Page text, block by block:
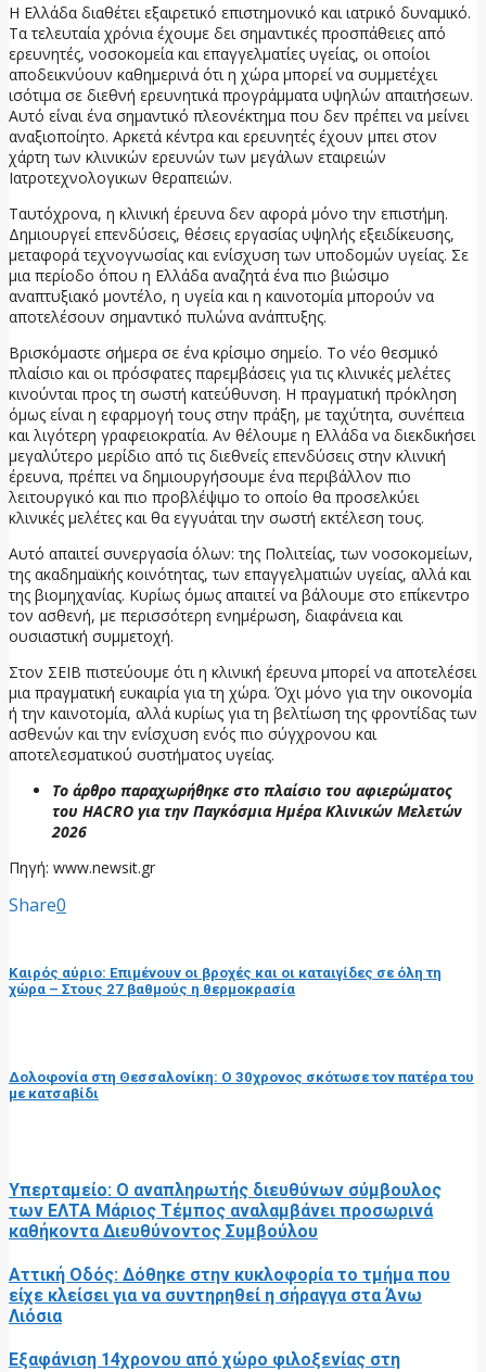
Η Ελλάδα διαθέτει εξαιρετικό επιστημονικό και ιατρικό δυναμικό.
Τα τελευταία χρόνια έχουμε δει σημαντικές προσπάθειες από
ερευνητές, νοσοκομεία και επαγγελματίες υγείας, οι οποίοι
αποδεικνύουν καθημερινά ότι η χώρα μπορεί να συμμετέχει
ισότιμα σε διεθνή ερευνητικά προγράμματα υψηλών απαιτήσεων.
Αυτό είναι ένα σημαντικό πλεονέκτημα που δεν πρέπει να μείνει
αναξιοποίητο. Αρκετά κέντρα και ερευνητές έχουν μπει στον
χάρτη των κλινικών ερευνών των μεγάλων εταιρειών
Ιατροτεχνολογικων θεραπειών.
Ταυτόχρονα, η κλινική έρευνα δεν αφορά μόνο την επιστήμη.
Δημιουργεί επενδύσεις, θέσεις εργασίας υψηλής εξειδίκευσης,
μεταφορά τεχνογνωσίας και ενίσχυση των υποδομών υγείας. Σε
μια περίοδο όπου η Ελλάδα αναζητά ένα πιο βιώσιμο
αναπτυξιακό μοντέλο, η υγεία και η καινοτομία μπορούν να
αποτελέσουν σημαντικό πυλώνα ανάπτυξης.
Βρισκόμαστε σήμερα σε ένα κρίσιμο σημείο. Το νέο θεσμικό
πλαίσιο και οι πρόσφατες παρεμβάσεις για τις κλινικές μελέτες
κινούνται προς τη σωστή κατεύθυνση. Η πραγματική πρόκληση
όμως είναι η εφαρμογή τους στην πράξη, με ταχύτητα, συνέπεια
και λιγότερη γραφειοκρατία. Αν θέλουμε η Ελλάδα να διεκδικήσει
μεγαλύτερο μερίδιο από τις διεθνείς επενδύσεις στην κλινική
έρευνα, πρέπει να δημιουργήσουμε ένα περιβάλλον πιο
λειτουργικό και πιο προβλέψιμο το οποίο θα προσελκύει
κλινικές μελέτες και θα εγγυάται την σωστή εκτέλεση τους.
Αυτό απαιτεί συνεργασία όλων: της Πολιτείας, των νοσοκομείων,
της ακαδημαϊκής κοινότητας, των επαγγελματιών υγείας, αλλά και
της βιομηχανίας. Κυρίως όμως απαιτεί να βάλουμε στο επίκεντρο
τον ασθενή, με περισσότερη ενημέρωση, διαφάνεια και
ουσιαστική συμμετοχή.
Στον ΣΕΙΒ πιστεύουμε ότι η κλινική έρευνα μπορεί να αποτελέσει
μια πραγματική ευκαιρία για τη χώρα. Όχι μόνο για την οικονομία
ή την καινοτομία, αλλά κυρίως για τη βελτίωση της φροντίδας των
ασθενών και την ενίσχυση ενός πιο σύγχρονου και
αποτελεσματικού συστήματος υγείας.
Το άρθρο παραχωρήθηκε στο πλαίσιο του αφιερώματος
του HACRO για την Παγκόσμια Ημέρα Κλινικών Μελετών
2026
Πηγή: www.newsit.gr
Share0
Καιρός αύριο: Επιμένουν οι βροχές και οι καταιγίδες σε όλη τη
χώρα – Στους 27 βαθμούς η θερμοκρασία
Δολοφονία στη Θεσσαλονίκη: Ο 30χρονος σκότωσε τον πατέρα του
με κατσαβίδι
Υπερταμείο: Ο αναπληρωτής διευθύνων σύμβουλος
των ΕΛΤΑ Μάριος Τέμπος αναλαμβάνει προσωρινά
καθήκοντα Διευθύνοντος Συμβούλου
Αττική Οδός: Δόθηκε στην κυκλοφορία το τμήμα που
είχε κλείσει για να συντηρηθεί η σήραγγα στα Άνω
Λιόσια
Εξαφάνιση 14χρονου από χώρο φιλοξενίας στη